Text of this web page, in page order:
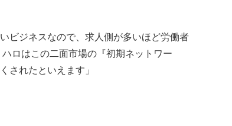
ビジネスなので、求人側が多いほど労働者
ロはこの二面市場の『初期ネットワー
されたといえます」